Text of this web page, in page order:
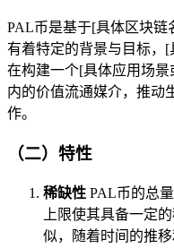
PAL币是基于[具体区块链
有着特定的背景与目标，
在构建一个[具体应用场
内的价值流通媒介，推动
作。
（二）特性
稀缺性 PAL币的总
上限使其具备一定
似，随着时间的推